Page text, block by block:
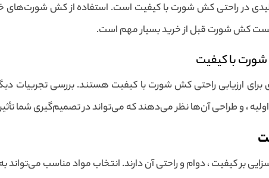
در راحتی کش شورت با کیفیت است. استفاده از کش شورت‌های
تست کش شورت قبل از خرید بسیار مهم است.
شورت با کیفیت
برای ارزیابی راحتی کش شورت با کیفیت هستند. بررسی تجربیات
، و طراحی آن‌ها نظر می‌دهند که می‌تواند در تصمیم‌گیری شما
بر کیفیت ، دوام و راحتی آن دارند. انتخاب مواد مناسب